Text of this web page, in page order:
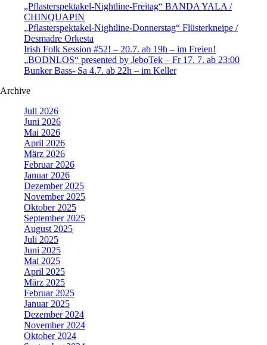
„Pflasterspektakel-Nightline-Freitag“ BANDA YALA /
CHINQUAPIN
„Pflasterspektakel-Nightline-Donnerstag“ Flüsterkneipe /
Desmadre Orkesta
Irish Folk Session #52! – 20.7. ab 19h – im Freien!
„BODNLOS“ presented by JeboTek – Fr 17. 7. ab 23:00
Bunker Bass- Sa 4.7. ab 22h – im Keller
Archive
Juli 2026
Juni 2026
Mai 2026
April 2026
März 2026
Februar 2026
Januar 2026
Dezember 2025
November 2025
Oktober 2025
September 2025
August 2025
Juli 2025
Juni 2025
Mai 2025
April 2025
März 2025
Februar 2025
Januar 2025
Dezember 2024
November 2024
Oktober 2024